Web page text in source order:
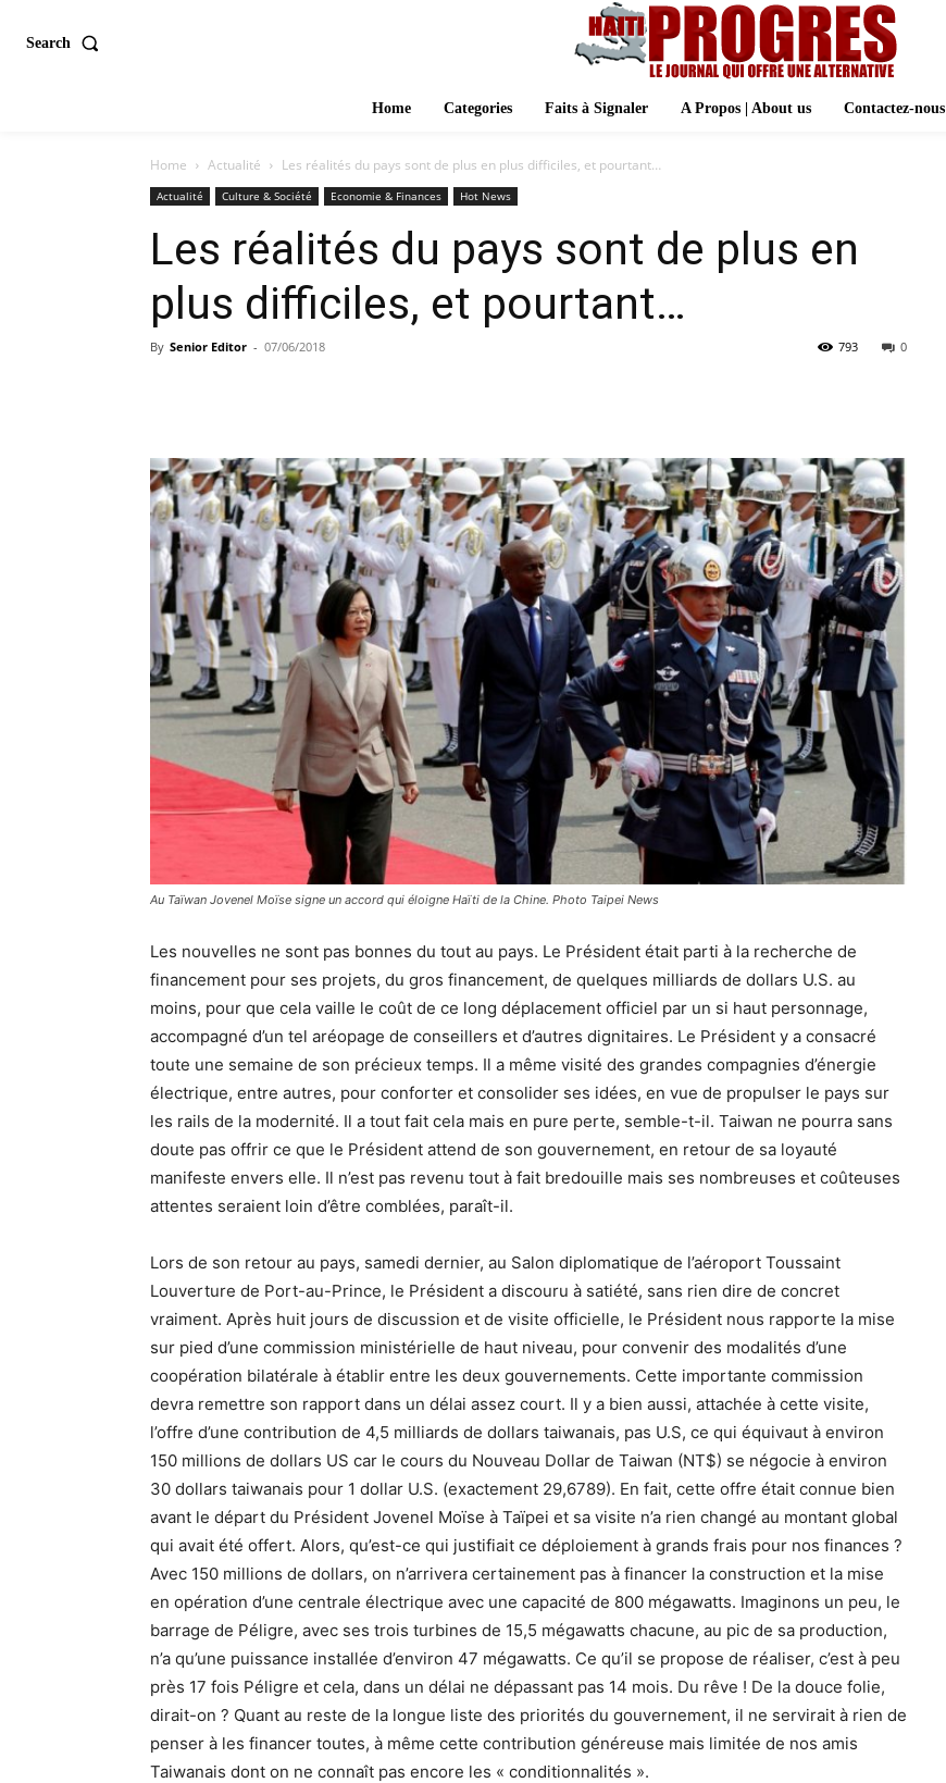
Search
Home Categories Faits à Signaler A Propos | About us Contactez-nous
Home Actualité Les réalités du pays sont de plus en plus difficiles, et pourtant…
Actualité Culture & Société Economie & Finances Hot News
Les réalités du pays sont de plus en
plus difficiles, et pourtant…
By Senior Editor - 07/06/2018 0
793
Au Taïwan Jovenel Moïse signe un accord qui éloigne Haïti de la Chine. Photo Taipei News
Les nouvelles ne sont pas bonnes du tout au pays. Le Président était parti à la recherche de
financement pour ses projets, du gros financement, de quelques milliards de dollars U.S. au
moins, pour que cela vaille le coût de ce long déplacement officiel par un si haut personnage,
accompagné d’un tel aréopage de conseillers et d’autres dignitaires. Le Président y a consacré
toute une semaine de son précieux temps. Il a même visité des grandes compagnies d’énergie
électrique, entre autres, pour conforter et consolider ses idées, en vue de propulser le pays sur
les rails de la modernité. Il a tout fait cela mais en pure perte, semble-t-il. Taiwan ne pourra sans
doute pas offrir ce que le Président attend de son gouvernement, en retour de sa loyauté
manifeste envers elle. Il n’est pas revenu tout à fait bredouille mais ses nombreuses et coûteuses
attentes seraient loin d’être comblées, paraît-il.
Lors de son retour au pays, samedi dernier, au Salon diplomatique de l’aéroport Toussaint
Louverture de Port-au-Prince, le Président a discouru à satiété, sans rien dire de concret
vraiment. Après huit jours de discussion et de visite officielle, le Président nous rapporte la mise
sur pied d’une commission ministérielle de haut niveau, pour convenir des modalités d’une
coopération bilatérale à établir entre les deux gouvernements. Cette importante commission
devra remettre son rapport dans un délai assez court. Il y a bien aussi, attachée à cette visite,
l’offre d’une contribution de 4,5 milliards de dollars taiwanais, pas U.S, ce qui équivaut à environ
150 millions de dollars US car le cours du Nouveau Dollar de Taiwan (NT$) se négocie à environ
30 dollars taiwanais pour 1 dollar U.S. (exactement 29,6789). En fait, cette offre était connue bien
avant le départ du Président Jovenel Moïse à Taïpei et sa visite n’a rien changé au montant global
qui avait été offert. Alors, qu’est-ce qui justifiait ce déploiement à grands frais pour nos finances ?
Avec 150 millions de dollars, on n’arrivera certainement pas à financer la construction et la mise
en opération d’une centrale électrique avec une capacité de 800 mégawatts. Imaginons un peu, le
barrage de Péligre, avec ses trois turbines de 15,5 mégawatts chacune, au pic de sa production,
n’a qu’une puissance installée d’environ 47 mégawatts. Ce qu’il se propose de réaliser, c’est à peu
près 17 fois Péligre et cela, dans un délai ne dépassant pas 14 mois. Du rêve ! De la douce folie,
dirait-on ? Quant au reste de la longue liste des priorités du gouvernement, il ne servirait à rien de
penser à les financer toutes, à même cette contribution généreuse mais limitée de nos amis
Taiwanais dont on ne connaît pas encore les « conditionnalités ».